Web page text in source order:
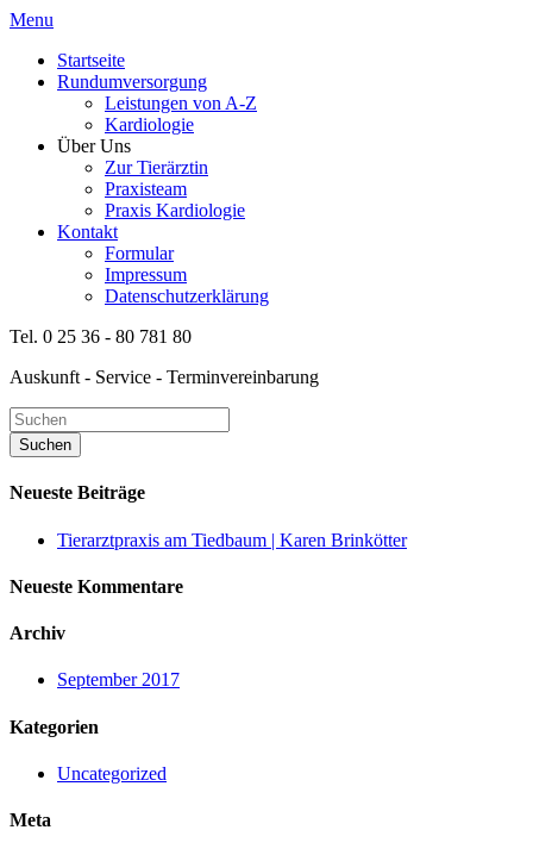
Menu
Startseite
Rundumversorgung
Leistungen von A-Z
Kardiologie
Über Uns
Zur Tierärztin
Praxisteam
Praxis Kardiologie
Kontakt
Formular
Impressum
Datenschutzerklärung
Tel. 0 25 36 - 80 781 80
Auskunft - Service - Terminvereinbarung
Neueste Beiträge
Tierarztpraxis am Tiedbaum | Karen Brinkötter
Neueste Kommentare
Archiv
September 2017
Kategorien
Uncategorized
Meta